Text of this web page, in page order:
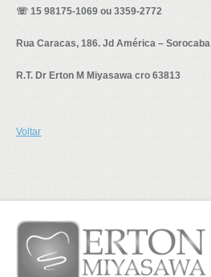
☏ 15 98175-1069 ou 3359-2772
Rua Caracas, 186. Jd América – Sorocaba
R.T. Dr Erton M Miyasawa cro 63813
Voltar